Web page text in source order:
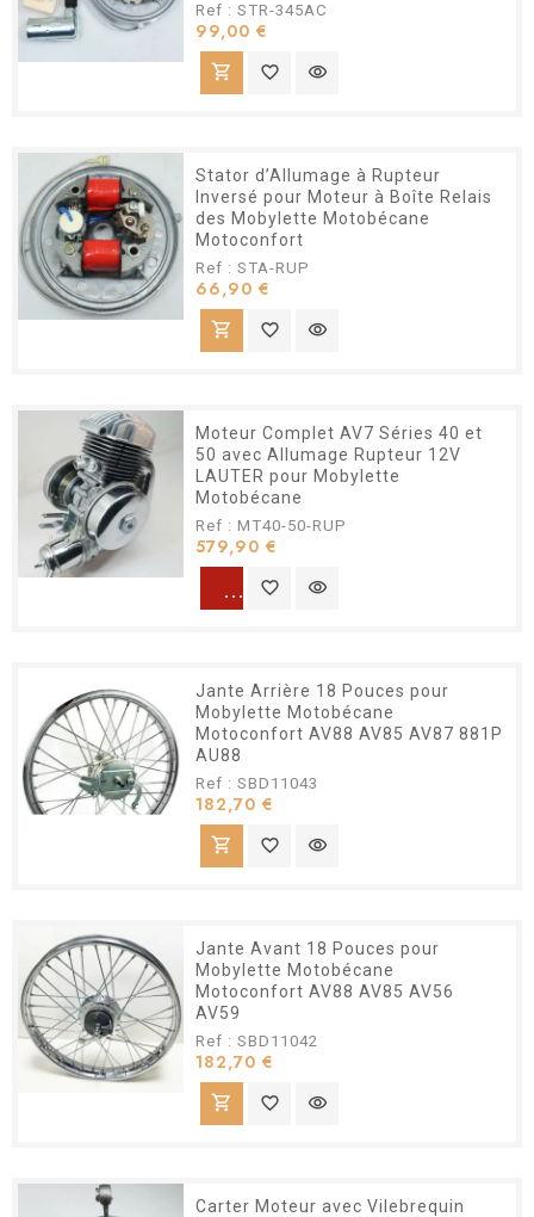
Ref : STR-345AC
99,00 €
shopping_cart favorite_border visibility
Stator d’Allumage à Rupteur
Inversé pour Moteur à Boîte Relais
des Mobylette Motobécane
Motoconfort
Ref : STA-RUP
66,90 €
shopping_cart favorite_border visibility
Moteur Complet AV7 Séries 40 et
50 avec Allumage Rupteur 12V
LAUTER pour Mobylette
Motobécane
Ref : MT40-50-RUP
579,90 €
favorite_border visibility
Jante Arrière 18 Pouces pour
Mobylette Motobécane
Motoconfort AV88 AV85 AV87 881P
AU88
Ref : SBD11043
182,70 €
shopping_cart favorite_border visibility
Jante Avant 18 Pouces pour
Mobylette Motobécane
Motoconfort AV88 AV85 AV56
AV59
Ref : SBD11042
182,70 €
shopping_cart favorite_border visibility
Carter Moteur avec Vilebrequin